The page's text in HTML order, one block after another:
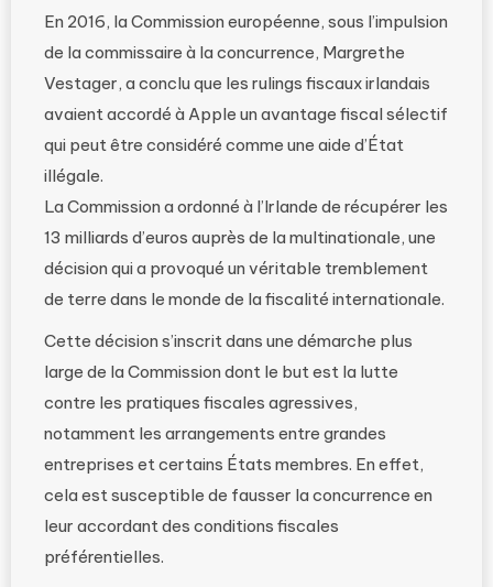
En 2016, la Commission européenne, sous l’impulsion
de la commissaire à la concurrence, Margrethe
Vestager, a conclu que les rulings fiscaux irlandais
avaient accordé à Apple un avantage fiscal sélectif
qui peut être considéré comme une aide d’État
illégale.
La Commission a ordonné à l’Irlande de récupérer les
13 milliards d’euros auprès de la multinationale, une
décision qui a provoqué un véritable tremblement
de terre dans le monde de la fiscalité internationale.
Cette décision s’inscrit dans une démarche plus
large de la Commission dont le but est la lutte
contre les pratiques fiscales agressives,
notamment les arrangements entre grandes
entreprises et certains États membres. En effet,
cela est susceptible de fausser la concurrence en
leur accordant des conditions fiscales
préférentielles.